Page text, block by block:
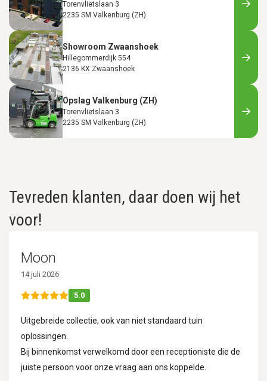
Torenvlietslaan 3
2235 SM Valkenburg (ZH)
Showroom Zwaanshoek
Hillegommerdijk 554
2136 KX Zwaanshoek
Opslag Valkenburg (ZH)
Torenvlietslaan 3
2235 SM Valkenburg (ZH)
Tevreden klanten, daar doen wij het
voor!
Moon
14 juli 2026
5.0
Uitgebreide collectie, ook van niet standaard tuin
oplossingen.
Bij binnenkomst verwelkomd door een receptioniste die de
juiste persoon voor onze vraag aan ons koppelde.